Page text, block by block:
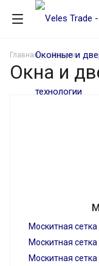
Главная Услуги
Окна и
Москитная
Москитная
Москитная